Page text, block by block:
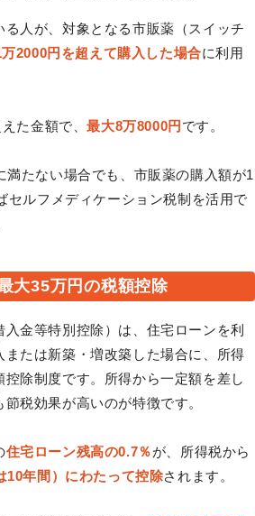
人が、対象となる市販薬（スイッチ
万2000円を超えて購入した場合に利用
た金額で、最大8万8000円 です。
満たない場合でも、市販薬の購入額が1
セルフメディケーション税制を活用で
大35万円の税額控除
金等特別控除）は、住宅ローンを利
または新築・増改築した場合に、所得
除制度です。所得から一定額を差し
税効果が高いのが特徴です。
住宅ローン残高の0.7％が、所得税から
10年間）にわたって控除されます。